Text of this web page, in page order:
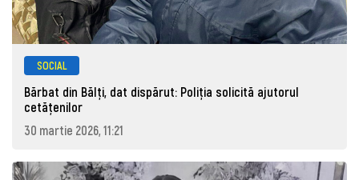
SOCIAL
Bărbat din Bălți, dat dispărut: Poliţia solicită ajutorul
cetăţenilor
30 martie 2026, 11:21